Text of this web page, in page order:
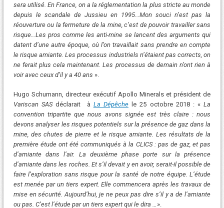
sera utilisé. En France, on a la réglementation la plus stricte au monde
depuis le scandale de Jussieu en 1995. ..Mon souci n’est pas la
réouverture ou la fermeture de la mine, c’est de pouvoir travailler sans
risque…Les pros comme les anti-mine se lancent des arguments qui
datent d’une autre époque, où l’on travaillait sans prendre en compte
le risque amiante. Les processus industriels n’étaient pas corrects, on
ne ferait plus cela maintenant. Les processus de demain n’ont rien à
voir avec ceux d’il y a 40 ans ».
Hugo Schumann, directeur exécutif Apollo Minerals et président de
Variscan SASdéclarait à La Dépêchele 25 octobre 2018 : «La
convention tripartite que nous avons signée est très claire : nous
devons analyser les risques potentiels sur la présence de gaz dans la
mine, des chutes de pierre et le risque amiante. Les résultats de la
première étude ont été communiqués à la CLICS : pas de gaz, et pas
d’amiante dans l’air. La deuxième phase porte sur la présence
d’amiante dans les roches. Et s’il devait y en avoir, serait-il possible de
faire l’exploration sans risque pour la santé de notre équipe. L’étude
est menée par un tiers expert. Elle commencera après les travaux de
mise en sécurité. Aujourd’hui, je ne peux pas dire s’il y a de l’amiante
ou pas. C’est l’étude par un tiers expert qui le dira … ».